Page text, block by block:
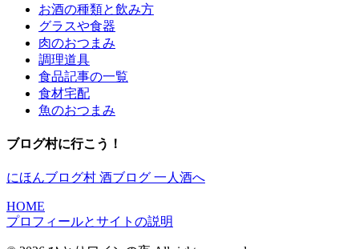
お酒の種類と飲み方
グラスや食器
肉のおつまみ
調理道具
食品記事の一覧
食材宅配
魚のおつまみ
ブログ村に行こう！
にほんブログ村 酒ブログ 一人酒へ
HOME
プロフィールとサイトの説明